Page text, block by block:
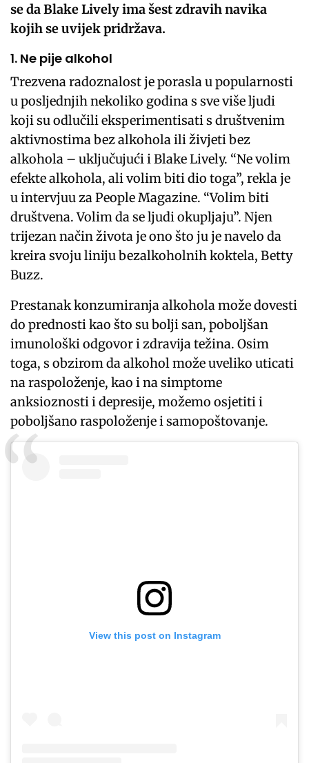
se da Blake Lively ima šest zdravih navika
kojih se uvijek pridržava.
1. Ne pije alkohol
Trezvena radoznalost je porasla u popularnosti
u posljednjih nekoliko godina s sve više ljudi
koji su odlučili eksperimentisati s društvenim
aktivnostima bez alkohola ili živjeti bez
alkohola – uključujući i Blake Lively. “Ne volim
efekte alkohola, ali volim biti dio toga”, rekla je
u intervjuu za People Magazine. “Volim biti
društvena. Volim da se ljudi okupljaju”. Njen
trijezan način života je ono što ju je navelo da
kreira svoju liniju bezalkoholnih koktela, Betty
Buzz.
Prestanak konzumiranja alkohola može dovesti
do prednosti kao što su bolji san, poboljšan
imunološki odgovor i zdravija težina. Osim
toga, s obzirom da alkohol može uveliko uticati
na raspoloženje, kao i na simptome
anksioznosti i depresije, možemo osjetiti i
poboljšano raspoloženje i samopoštovanje.
View this post on Instagram